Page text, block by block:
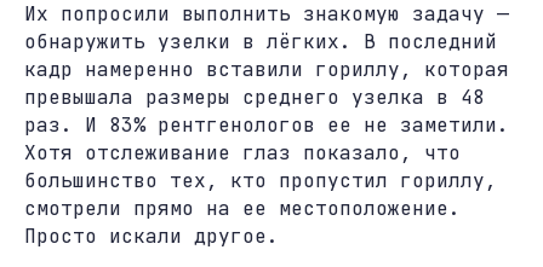
Их попросили выполнить знакомую задачу —
обнаружить узелки в лёгких. В последний
кадр намеренно вставили гориллу, которая
превышала размеры среднего узелка в 48
раз. И 83% рентгенологов ее не заметили.
Хотя отслеживание глаз показало, что
большинство тех, кто пропустил гориллу,
смотрели прямо на ее местоположение.
Просто искали другое.